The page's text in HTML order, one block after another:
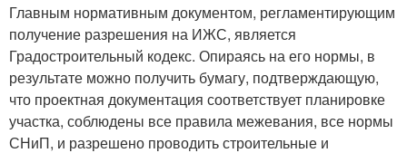
Главным нормативным документом, регламентирующим
получение разрешения на ИЖС, является
Градостроительный кодекс. Опираясь на его нормы, в
результате можно получить бумагу, подтверждающую,
что проектная документация соответствует планировке
участка, соблюдены все правила межевания, все нормы
СНиП, и разрешено проводить строительные и